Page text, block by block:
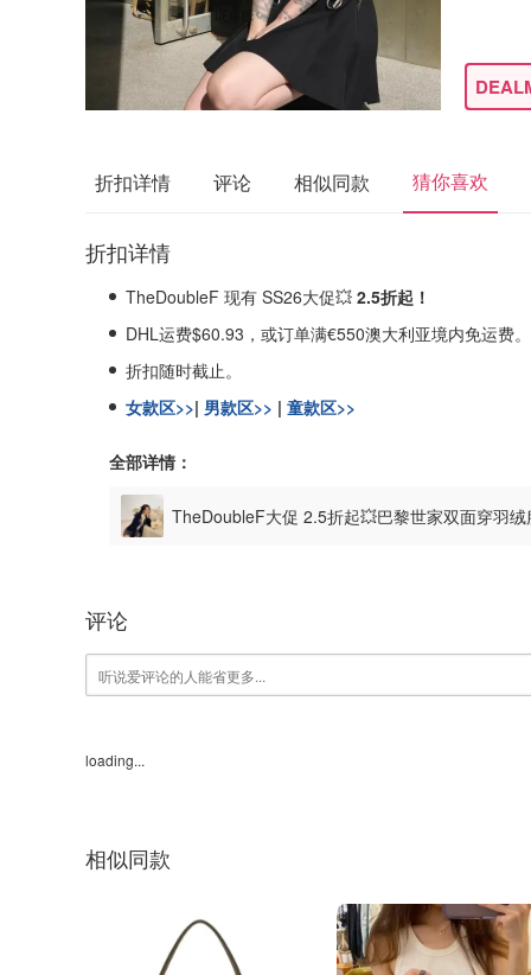
折扣详情 评论 相似同款 猜你喜欢
折扣详情
TheDoubleF 现有 SS26大促💥 2.5折起！
DHL运费$60.93，或订单满€550澳大利亚境内免运费。
折扣随时截止。
女款区>>| 男款区>> | 童款区>>
全部详情：
TheDoubleF大促 2.5折起💥巴黎世家双面穿羽
评论
loading...
相似同款